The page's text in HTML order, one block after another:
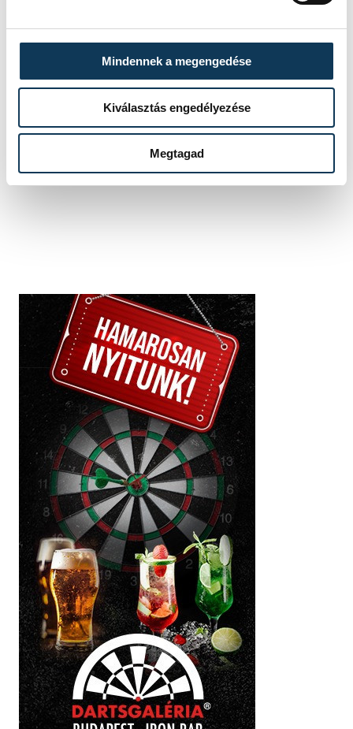
Mindennek a megengedése
Kiválasztás engedélyezése
Megtagad
SZERZŐ
vehir.hu